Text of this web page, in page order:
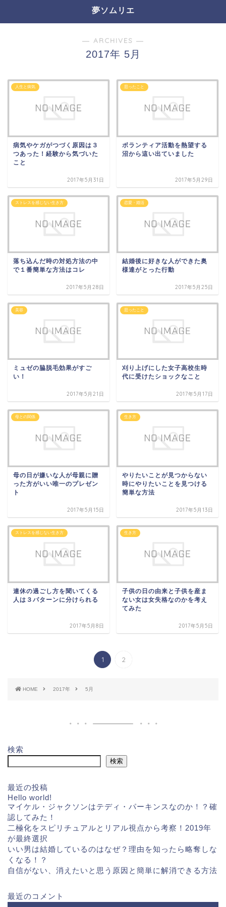
夢ソムリエ
― ARCHIVES ―
2017年 5月
人生と病気
病気やケガがつづく原因は３
つあった！経験から気づいた
こと
2017年5月31日
思ったこと
ボランティア活動を熱望する
沼から這い出ていました
2017年5月29日
ストレスを感じない生き方
落ち込んだ時の対処方法の中
で１番簡単な方法はコレ
2017年5月28日
恋愛・婚活
結婚後に好きな人ができた奥
様達がとった行動
2017年5月25日
美容
ミュゼの脇脱毛効果がすご
い！
2017年5月21日
思ったこと
刈り上げにした女子高校生時
代に受けたショックなこと
2017年5月17日
母との関係
母の日が嫌いな人が母親に贈
った方がいい唯一のプレゼン
ト
2017年5月15日
生き方
やりたいことが見つからない
時にやりたいことを見つける
簡単な方法
2017年5月13日
ストレスを感じない生き方
連休の過ごし方を聞いてくる
人は３パターンに分けられる
2017年5月8日
生き方
子供の日の由来と子供を産ま
ない女は女失格なのかを考え
てみた
2017年5月5日
1 2
HOME 2017年 5月
検索
検索
最近の投稿
Hello world!
マイケル・ジャクソンはテディ・パーキンスなのか！？確
認してみた！
二極化をスピリチュアルとリアル視点から考察！2019年
が最終選択
いい男は結婚しているのはなぜ？理由を知ったら略奪しな
くなる！？
自信がない、消えたいと思う原因と簡単に解消できる方法
最近のコメント